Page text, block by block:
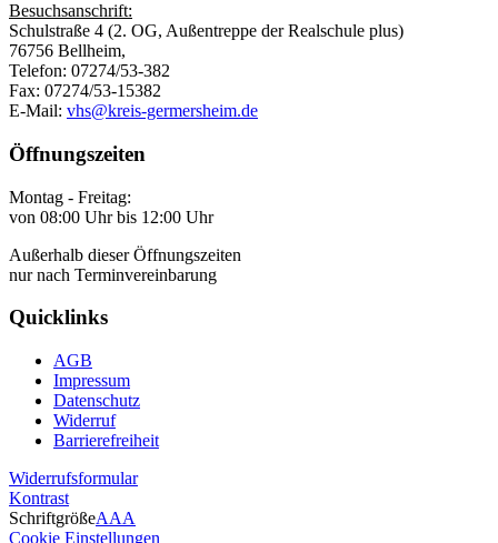
Besuchsanschrift:
Schulstraße 4 (2. OG, Außentreppe der Realschule plus)
76756 Bellheim,
Telefon: 07274/53-382
Fax: 07274/53-15382
E-Mail: vhs@kreis-germersheim.de
Öffnungszeiten
Montag - Freitag:
von 08:00 Uhr bis 12:00 Uhr
Außerhalb dieser Öffnungszeiten
nur nach Terminvereinbarung
Quicklinks
AGB
Impressum
Datenschutz
Widerruf
Barrierefreiheit
Widerrufsformular
Kontrast
SchriftgrößeAAA
Cookie Einstellungen